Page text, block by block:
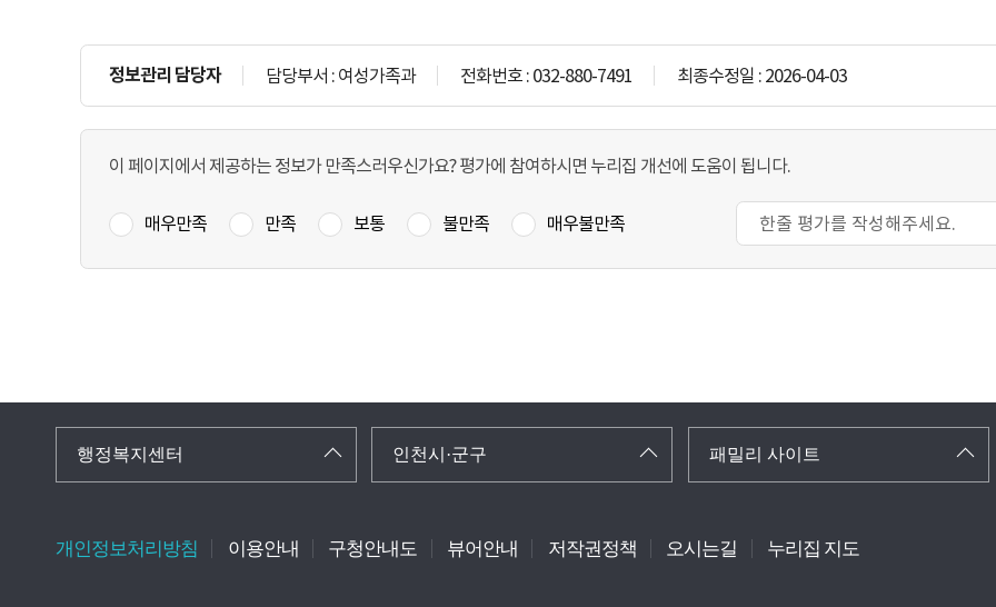
정보관리 담당자 담당부서 : 여성가족과 전화번호 : 032-880-7491 최종수정일 : 2026-04-03
이 페이지에서 제공하는 정보가 만족스러우신가요? 평가에 참여하시면 누리집 개선에 도움이 됩니다.
매우만족 만족 보통 불만족 매우불만족
행정복지센터 인천시·군구 패밀리 사이트
개인정보처리방침 이용안내 구청안내도 뷰어안내 저작권정책 오시는길 누리집 지도